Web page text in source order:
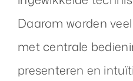
Daarom worden
met centrale
presenteren en